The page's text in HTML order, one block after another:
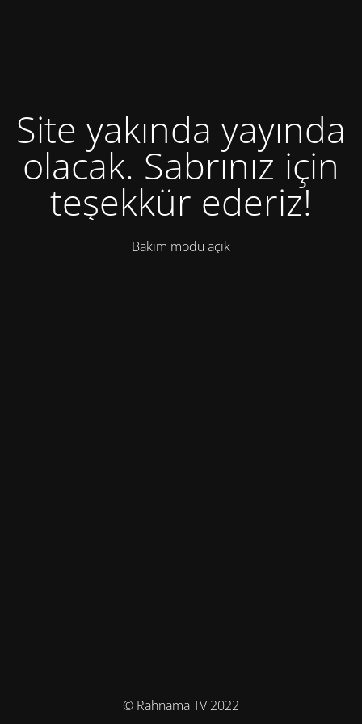
Site yakında yayında
olacak. Sabrınız için
teşekkür ederiz!
Bakım modu açık
© Rahnama TV 2022